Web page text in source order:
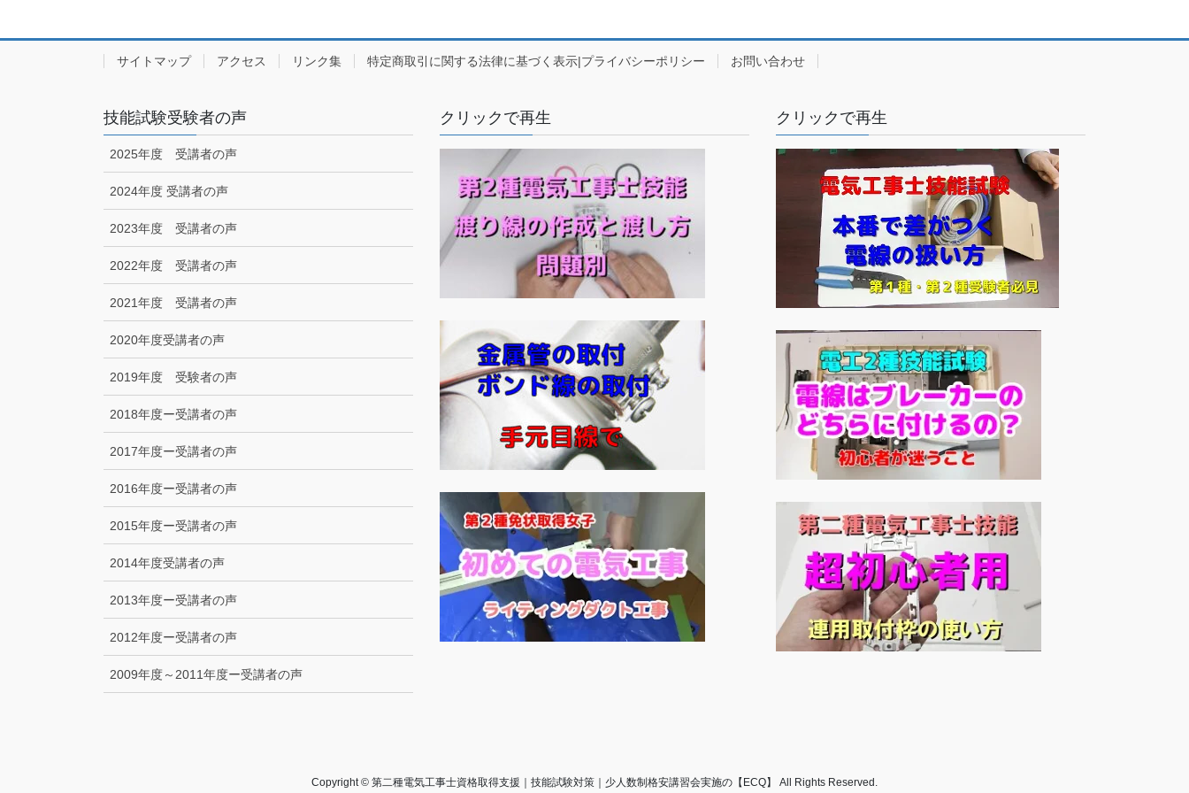
サイトマップ アクセス リンク集 特定商取引に関する法律に基づく表示|プライバシーポリシー お問い合わせ
技能試験受験者の声
2025年度 受講者の声
2024年度 受講者の声
2023年度 受講者の声
2022年度 受講者の声
2021年度 受講者の声
2020年度受講者の声
2019年度 受験者の声
2018年度ー受講者の声
2017年度ー受講者の声
2016年度ー受講者の声
2015年度ー受講者の声
2014年度受講者の声
2013年度ー受講者の声
2012年度ー受講者の声
2009年度～2011年度ー受講者の声
クリックで再生 クリックで再生
Copyright © 第二種電気工事士資格取得支援｜技能試験対策｜少人数制格安講習会実施の【ECQ】 All Rights Reserved.